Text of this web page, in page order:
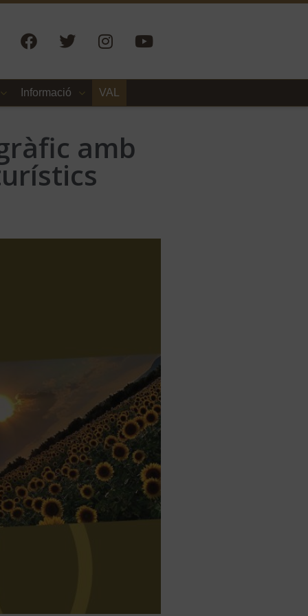
Informació VAL
amb